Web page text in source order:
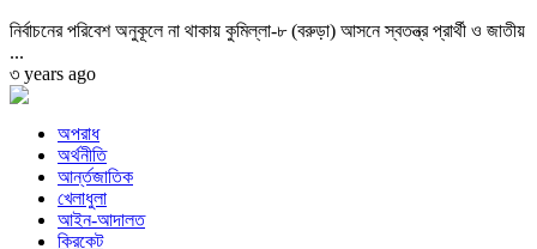
নির্বাচনের পরিবেশ অনুকূলে না থাকায় কুমিল্লা-৮ (বরুড়া) আসনে স্বতন্ত্র প্রার্থী ও জাতীয়
...
৩ years ago
অপরাধ
অর্থনীতি
আর্ন্তজাতিক
খেলাধুলা
আইন-আদালত
ক্রিকেট